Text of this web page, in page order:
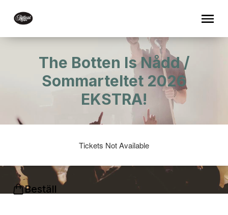
The Botten Is Nådd /
Sommarteltet 2026
EKSTRA!
Tickets Not Available
Beställ